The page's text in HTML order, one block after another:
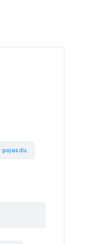
pojazdu